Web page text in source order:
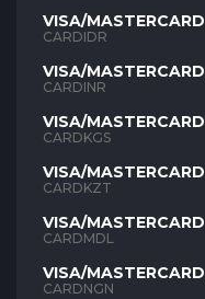
VISA/MASTERCARD
IDR
CARDIDR
VISA/MASTERCARD
INR
CARDINR
VISA/MASTERCARD
KGS
CARDKGS
VISA/MASTERCARD
KZT
CARDKZT
VISA/MASTERCARD
MDL
CARDMDL
VISA/MASTERCARD
NGN
CARDNGN